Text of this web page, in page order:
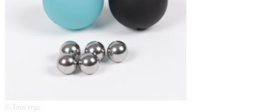
© Tous ergo